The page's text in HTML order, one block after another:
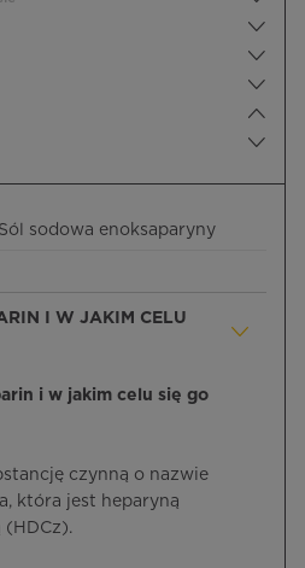
sodowa enoksaparyny
I W JAKIM CELU
i w jakim celu się go
czynną o nazwie
która jest heparyną
(HDCz).